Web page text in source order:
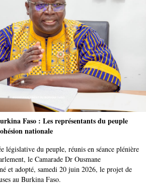
Faso : Les représentants du peuple
nationale
législative du peuple, réunis en séance plénière
le Camarade Dr Ousmane
et adopté, samedi 20 juin 2026, le projet de
au Burkina Faso.